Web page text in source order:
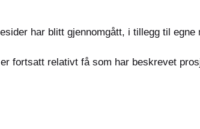
har blitt gjennomgått, i tillegg til egne
fortsatt relativt få som har beskrevet